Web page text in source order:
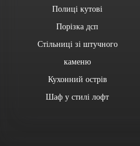
Полиці кутові
Порізка дсп
Стільниці зі штучного
каменю
Кухонний острів
Шаф у стилі лофт